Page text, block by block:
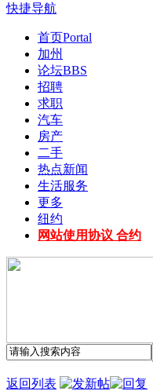
快捷导航
首页Portal
加州
论坛BBS
招聘
求职
汽车
房产
二手
热点新闻
生活服务
更多
纽约
网站使用协议 合约
返回列表